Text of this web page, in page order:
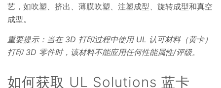
艺，如吹塑、挤出、薄膜吹塑、注塑成型、旋转成型和真空
成型。
重要提示：当在 3D 打印过程中使用 UL 认可材料（黄卡）
打印 3D 零件时，该材料不能应用任何性能属性/评级。
如何获取 UL Solutions 蓝卡